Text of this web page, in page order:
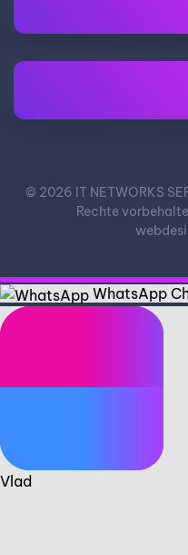
© 2026 IT NETWORKS
Rechte
WhatsApp
Vlad